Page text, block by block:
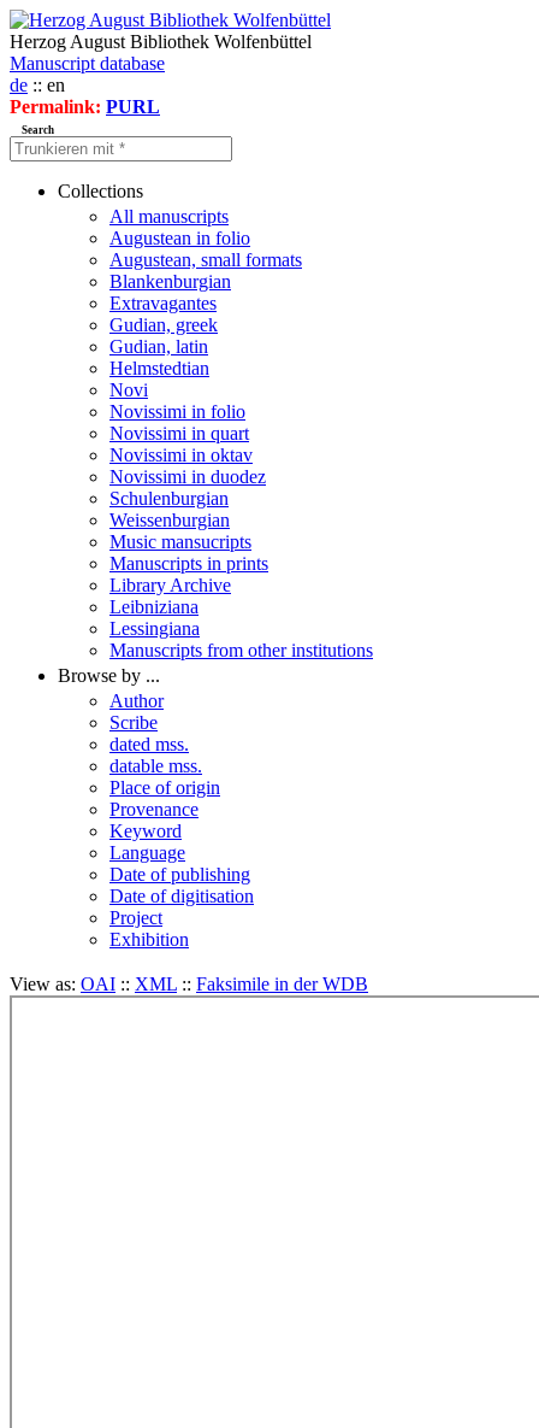
Herzog August Bibliothek Wolfenbüttel
Manuscript database
de :: en
Permalink: PURL
Search
Collections
All manuscripts
Augustean in folio
Augustean, small formats
Blankenburgian
Extravagantes
Gudian, greek
Gudian, latin
Helmstedtian
Novi
Novissimi in folio
Novissimi in quart
Novissimi in oktav
Novissimi in duodez
Schulenburgian
Weissenburgian
Music mansucripts
Manuscripts in prints
Library Archive
Leibniziana
Lessingiana
Manuscripts from other institutions
Browse by ...
Author
Scribe
dated mss.
datable mss.
Place of origin
Provenance
Keyword
Language
Date of publishing
Date of digitisation
Project
Exhibition
View as: OAI :: XML :: Faksimile in der WDB